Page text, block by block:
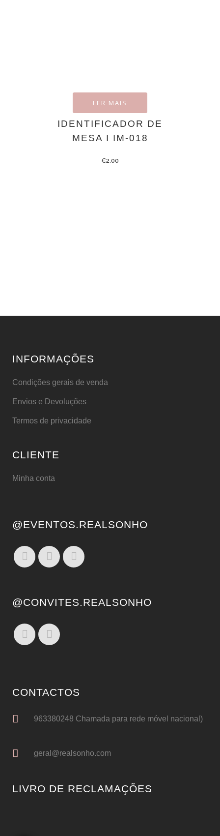
LER MAIS
IDENTIFICADOR DE
MESA I IM-018
€2.00
INFORMAÇÕES
Condições gerais de venda
Envios e Devoluções
Termos de privacidade
CLIENTE
Minha conta
@EVENTOS.REALSONHO
@CONVITES.REALSONHO
CONTACTOS
963380248 Chamada para rede móvel nacional)
geral@realsonho.com
LIVRO DE RECLAMAÇÕES